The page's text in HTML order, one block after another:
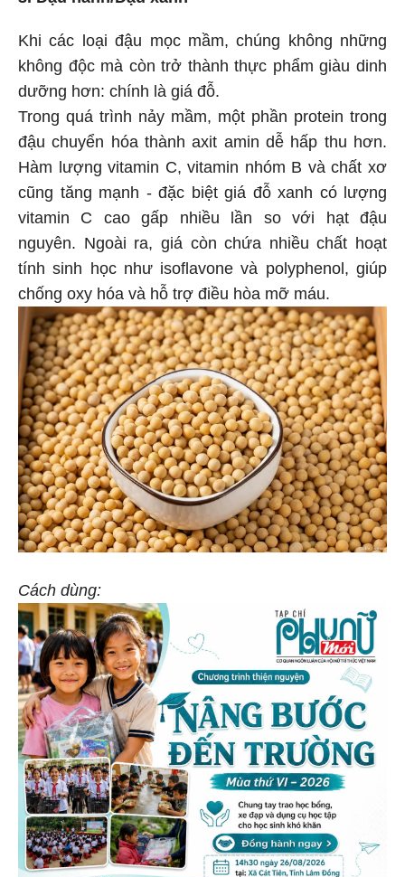
Khi các loại đậu mọc mầm, chúng không những
không độc mà còn trở thành thực phẩm giàu dinh
dưỡng hơn: chính là giá đỗ.
Trong quá trình nảy mầm, một phần protein trong
đậu chuyển hóa thành axit amin dễ hấp thu hơn.
Hàm lượng vitamin C, vitamin nhóm B và chất xơ
cũng tăng mạnh - đặc biệt giá đỗ xanh có lượng
vitamin C cao gấp nhiều lần so với hạt đậu
nguyên. Ngoài ra, giá còn chứa nhiều chất hoạt
tính sinh học như isoflavone và polyphenol, giúp
chống oxy hóa và hỗ trợ điều hòa mỡ máu.
Cách dùng: